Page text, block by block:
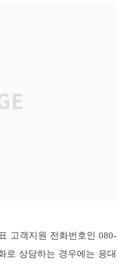
고객지원 전화번호인 080-
로 상담하는 경우에는 응대